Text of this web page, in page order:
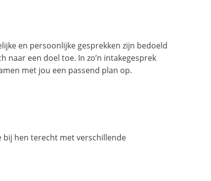
en persoonlijke gesprekken zijn bedoeld
naar een doel toe. In zo’n intakegesprek
met jou een passend plan op.
bij hen terecht met verschillende